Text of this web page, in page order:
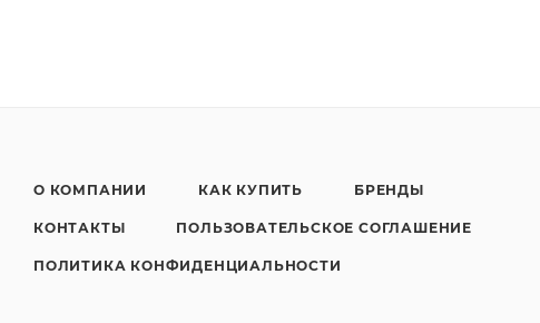
О КОМПАНИИ КАК КУПИТЬ БРЕНДЫ
КОНТАКТЫ ПОЛЬЗОВАТЕЛЬСКОЕ СОГЛАШЕНИЕ
ПОЛИТИКА КОНФИДЕНЦИАЛЬНОСТИ